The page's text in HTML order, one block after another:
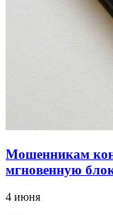
Волгоградские
заключены
Мошенникам
мгновенную
4 июня